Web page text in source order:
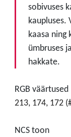
sobivuses
kaupluses.
kaasa ning
ümbruses
hakkate.
RGB väärtused
213, 174, 172
NCS toon